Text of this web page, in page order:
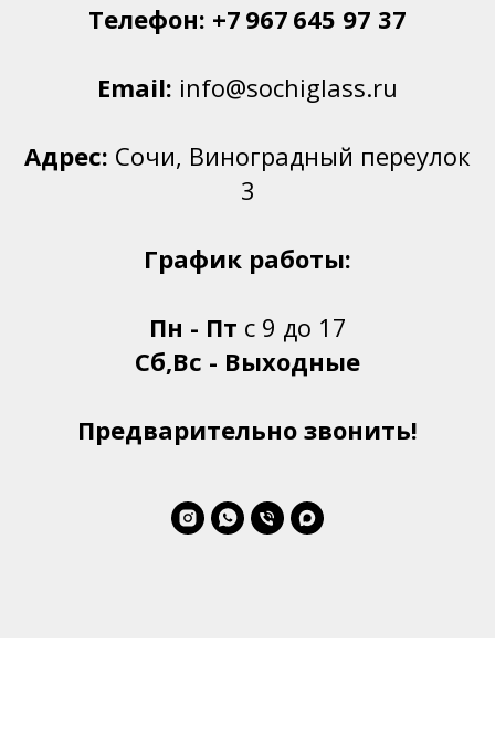
Телефон: +7 967 645 97 37
Email: info@sochiglass.ru
Адрес: Сочи, Виноградный переулок
3
График работы:
Пн - Пт с 9 до 17
Сб,Вс - Выходные
Предварительно звонить!